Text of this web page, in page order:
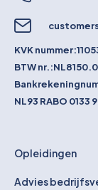
KVK nummer:
BTW nr.:
NL93 RABO 0133
Opleidingen
Advies